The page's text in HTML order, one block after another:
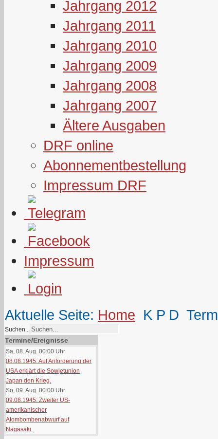
Jahrgang 2012
Jahrgang 2011
Jahrgang 2010
Jahrgang 2009
Jahrgang 2008
Jahrgang 2007
Ältere Ausgaben
DRF online
Abonnementbestellung
Impressum DRF
Impressum
Aktuelle Seite: Home K P D
Suchen...
Termine/Ereignisse
Sa, 08. Aug. 00:00 Uhr
08.08.1945: Auf Anforderung der
USA erklärt die Sowjetunion
Japan den Krieg.
So, 09. Aug. 00:00 Uhr
09.08.1945: Zweiter US-
amerikanischer
Atombombenabwurf auf
Nagasaki.